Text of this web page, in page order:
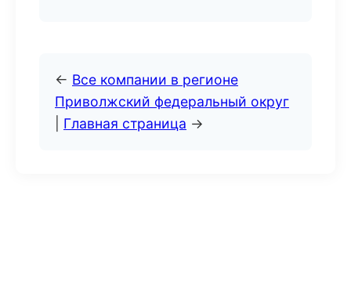
← Все компании в регионе
Приволжский федеральный округ
Главная страница →